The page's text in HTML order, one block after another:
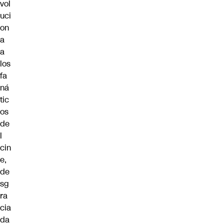
vol
uci
on
a
a
los
fa
ná
tic
os
de
l
cin
e,
de
sg
ra
cia
da